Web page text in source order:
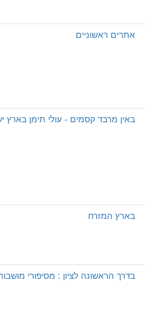
אתרים ראשוניים
באין מרבד קסמים - עולי תימן בארץ
בארץ המזרח
בדרך הראשונה לציון : מסיפורי